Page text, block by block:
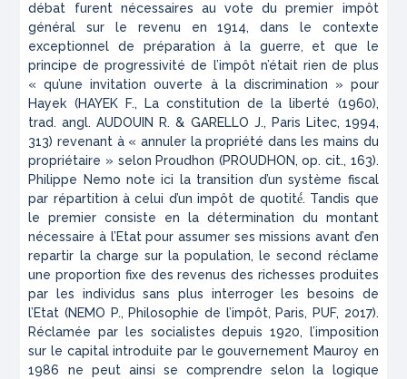
débat furent nécessaires au vote du premier impôt
général sur le revenu en 1914, dans le contexte
exceptionnel de préparation à la guerre, et que le
principe de progressivité de l’impôt n’était rien de plus
« qu’une invitation ouverte à la discrimination » pour
Hayek (HAYEK F.,
La constitution de la liberté (1960),
trad. angl. AUDOUIN R. & GARELLO J., Paris Litec, 1994,
313) revenant à « annuler la propriété dans les mains du
propriétaire » selon Proudhon (PROUDHON,op. cit., 163).
Philippe Nemo note ici la transition d’un système fiscal
par répartition à celui d’un impôt de quotité́. Tandis que
le premier consiste en la détermination du montant
nécessaire à l’Etat pour assumer ses missions avant d’en
repartir la charge sur la population, le second réclame
une proportion fixe des revenus des richesses produites
par les individus sans plus interroger les besoins de
l’Etat (NEMO P., Philosophie de l’impôt, Paris, PUF, 2017).
Réclamée par les socialistes depuis 1920, l’imposition
sur le capital introduite par le gouvernement Mauroy en
1986 ne peut ainsi se comprendre selon la logique